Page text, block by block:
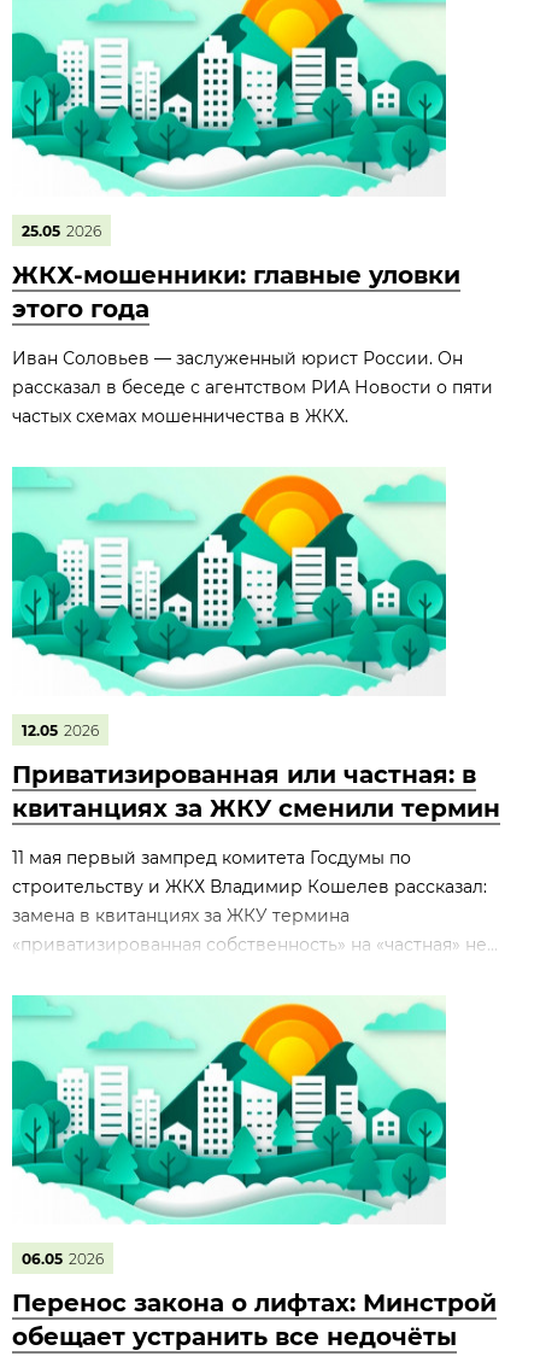
25.05 2026
ЖКХ-мошенники: главные уловки
этого года
Иван Соловьев — заслуженный юрист России. Он
рассказал в беседе с агентством РИА Новости о пяти
частых схемах мошенничества в ЖКХ.
12.05 2026
Приватизированная или частная: в
квитанциях за ЖКУ сменили термин
11 мая первый зампред комитета Госдумы по
строительству и ЖКХ Владимир Кошелев рассказал:
замена в квитанциях за ЖКУ термина
«приватизированная собственность» на «частная» не...
06.05 2026
Перенос закона о лифтах: Минстрой
обещает устранить все недочёты